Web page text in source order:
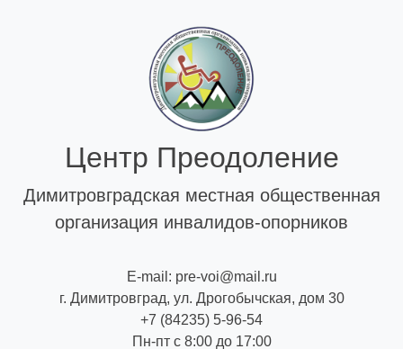
Центр Преодоление
Димитровградская местная общественная
организация инвалидов-опорников
E-mail: pre-voi@mail.ru
г. Димитровград, ул. Дрогобычская, дом 30
+7 (84235) 5-96-54
Пн-пт с 8:00 до 17:00